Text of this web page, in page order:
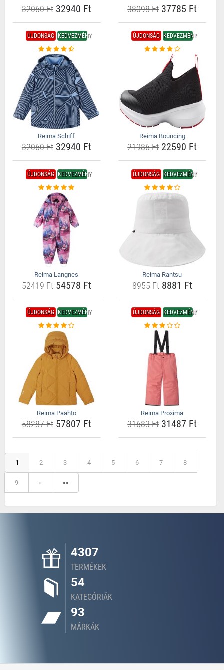
32060 Ft32940 Ft 38098 Ft37785 Ft
ÚJDONSÁG KEDVEZMÉNY
Reima Schiff
32060 Ft32940 Ft
ÚJDONSÁG KEDVEZMÉNY
Reima Bouncing
21986 Ft22590 Ft
ÚJDONSÁG KEDVEZMÉNY
Reima Langnes
52419 Ft54578 Ft
ÚJDONSÁG KEDVEZMÉNY
Reima Rantsu
8955 Ft8881 Ft
ÚJDONSÁG KEDVEZMÉNY
Reima Paahto
58287 Ft57807 Ft
ÚJDONSÁG KEDVEZMÉNY
Reima Proxima
31683 Ft31487 Ft
1 2 3 4 5 6 7 8
9 » »»
4307
TERMÉKEK
54
KATEGÓRIÁK
93
MÁRKÁK